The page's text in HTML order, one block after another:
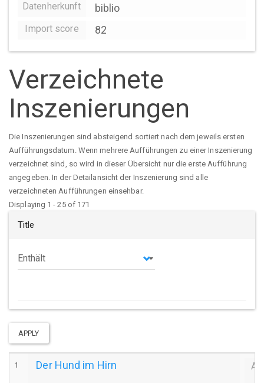
Datenherkunft biblio
Import score 82
Verzeichnete
Inszenierungen
Die Inszenierungen sind absteigend sortiert nach dem jeweils ersten
Aufführungsdatum. Wenn mehrere Aufführungen zu einer Inszenierung
verzeichnet sind, so wird in dieser Übersicht nur die erste Aufführung
angegeben. In der Detailansicht der Inszenierung sind alle
verzeichneten Aufführungen einsehbar.
Displaying 1 - 25 of 171
Title
Operator
APPLY
1 Der Hund im Hirn